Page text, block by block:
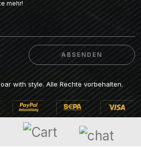
mehr!
ABSENDEN
ABSENDEN
with style. Alle Rechte vorbehalten.